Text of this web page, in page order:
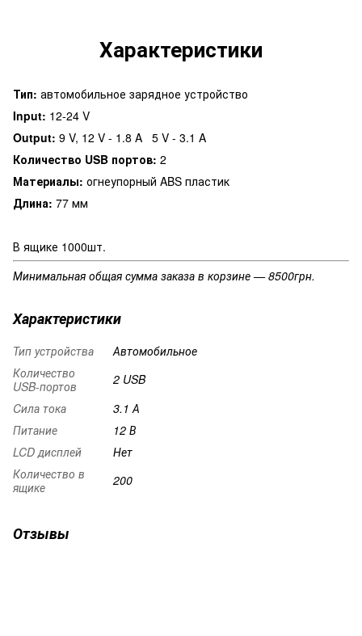
Характеристики
Тип: автомобильное зарядное устройство
Input: 12-24 V
Output: 9 V, 12 V - 1.8 A 5 V - 3.1 A
Количество USB портов: 2
Материалы: огнеупорный ABS пластик
Длина: 77 мм
В ящике 1000шт.
Минимальная общая сумма заказа в корзине — 8500грн.
Характеристики
Тип устройства
Автомобильное
Количество
USB-портов
2 USB
Cила тока
3.1 А
Питание
12 В
LCD дисплей
Нет
Количество в
ящике
200
Отзывы